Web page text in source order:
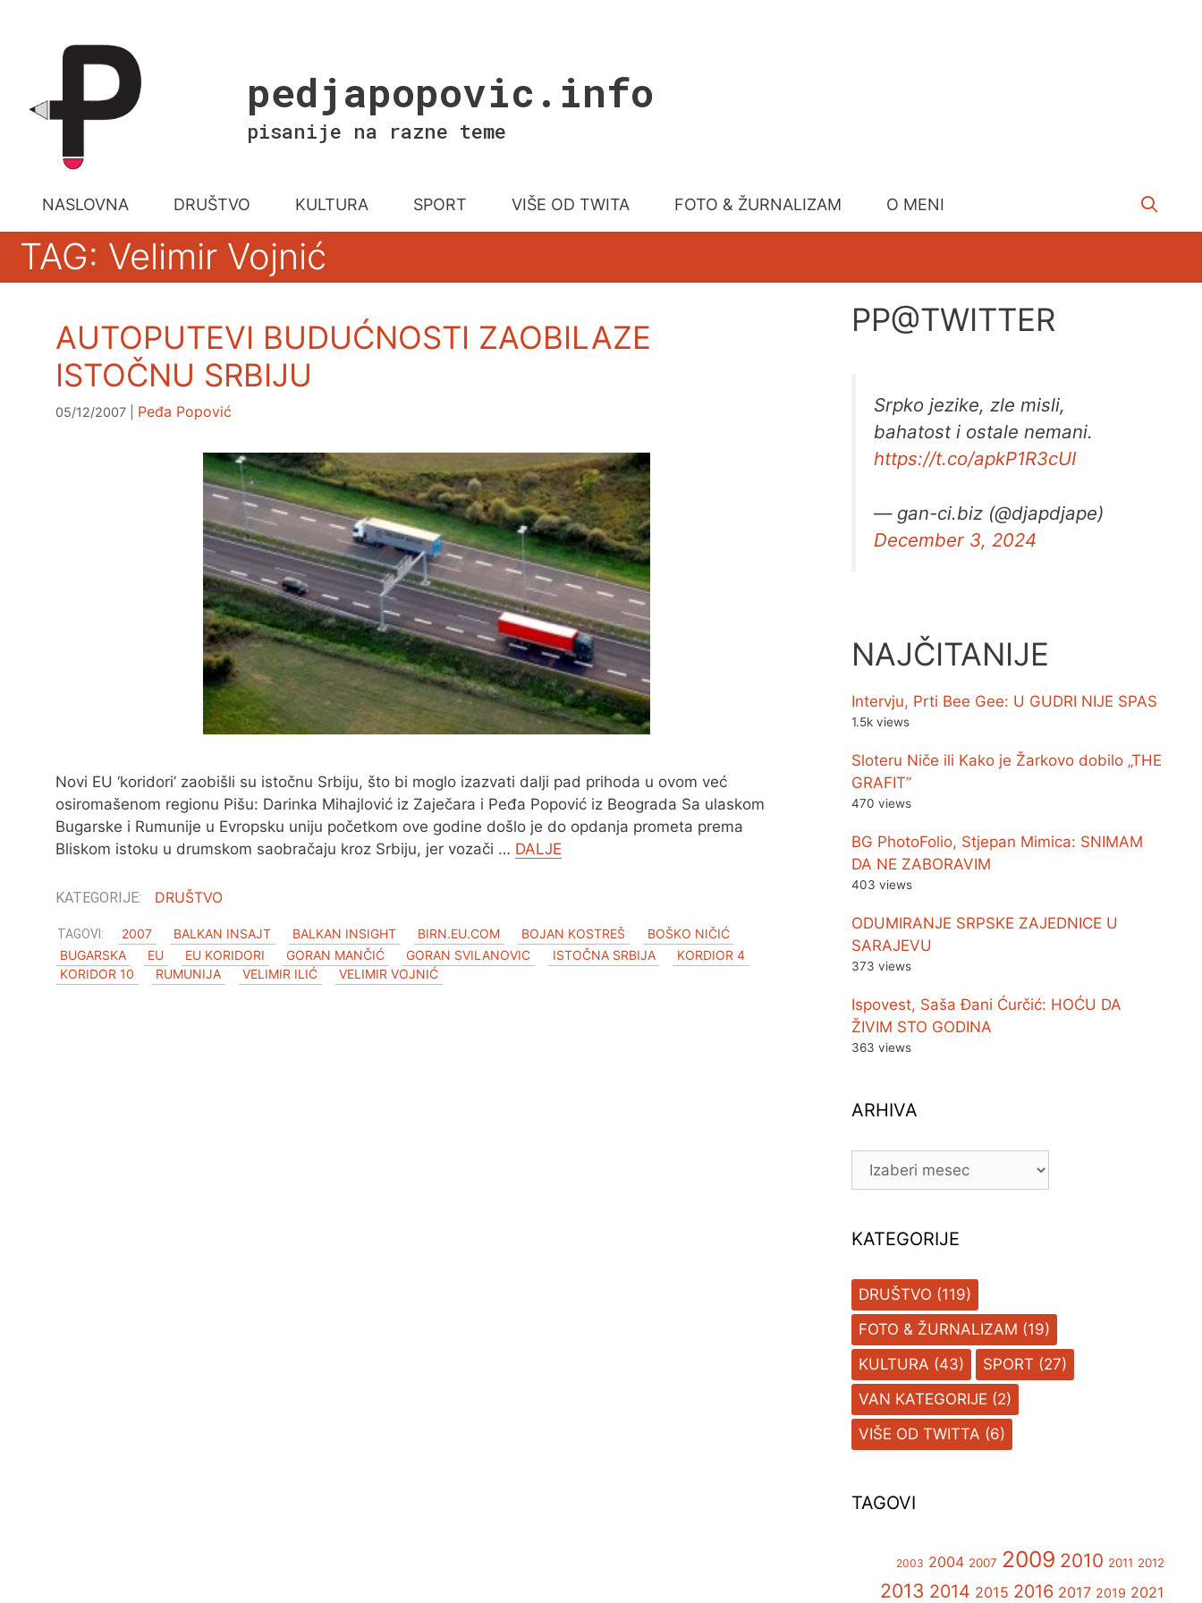
pedjapopovic.info
pisanije na razne teme
NASLOVNA DRUŠTVO KULTURA SPORT VIŠE OD TWITA FOTO & ŽURNALIZAM O MENI
TAG: Velimir Vojnić
AUTOPUTEVI BUDUĆNOSTI ZAOBILAZE
ISTOČNU SRBIJU
05/12/2007 Peđa Popović
Novi EU ‘koridori’ zaobišli su istočnu Srbiju, što bi moglo izazvati dalji pad prihoda u ovom već
osiromašenom regionu Pišu: Darinka Mihajlović iz Zaječara i Peđa Popović iz Beograda Sa ulaskom
Bugarske i Rumunije u Evropsku uniju početkom ove godine došlo je do opdanja prometa prema
Bliskom istoku u drumskom saobračaju kroz Srbiju, jer vozači … DALJE
DRUŠTVO
2007 BALKAN INSAJT BALKAN INSIGHT BIRN.EU.COM BOJAN KOSTREŠ
BOŠKO NIČIĆ
BUGARSKA
EU EU KORIDORI GORAN MANČIĆ GORAN SVILANOVIC ISTOČNA SRBIJA
KORDIOR 4
KORIDOR 10
RUMUNIJA VELIMIR ILIĆ VELIMIR VOJNIĆ
PP@TWITTER
Srpko jezike, zle misli,
bahatost i ostale nemani.
https://t.co/apkP1R3cUI
— gan-ci.biz (@djapdjape)
December 3, 2024
NAJČITANIJE
Intervju, Prti Bee Gee: U GUDRI NIJE SPAS
1.5k views
Sloteru Niče ili Kako je Žarkovo dobilo „THE
GRAFIT”
470 views
BG PhotoFolio, Stjepan Mimica: SNIMAM
DA NE ZABORAVIM
403 views
ODUMIRANJE SRPSKE ZAJEDNICE U
SARAJEVU
373 views
Ispovest, Saša Đani Ćurčić: HOĆU DA
ŽIVIM STO GODINA
363 views
ARHIVA
ARHIVA
KATEGORIJE
DRUŠTVO (119)
FOTO & ŽURNALIZAM (19)
KULTURA (43) SPORT (27)
VAN KATEGORIJE (2)
VIŠE OD TWITTA (6)
TAGOVI
2003 2004 2007 2009 2010 2011 2012
2013 2014 2015 2016 2017 2019 2021